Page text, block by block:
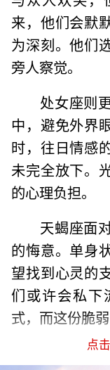
来，他们会默
为深刻。他们
旁人察觉。
处女座则
中，避免外界
时，往日情感
未完全放下。
的心理负担。
天蝎座面
的悔意。单身
望找到心灵的
们或许会私下
式，而这份脆
至于双鱼
点